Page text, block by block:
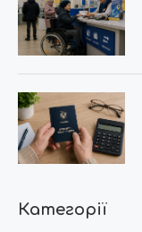
Категорії